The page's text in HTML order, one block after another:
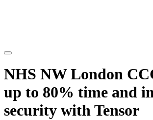
NHS NW London
up to 80% time and
security with Tensor